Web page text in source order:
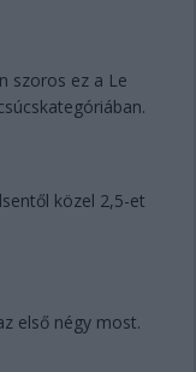
szoros ez a Le
közel 2,5-et
első négy most.